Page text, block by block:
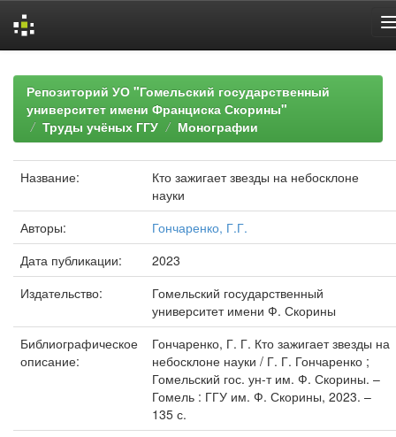
navigationРепозиторий УО "Гомельский государственный
университет имени Франциска Скорины"
Труды учёных ГГУ
Монографии
Название:
Кто зажигает звезды на небосклоне
науки
Авторы:
Гончаренко, Г.Г.
Дата публикации:
2023
Издательство:
Гомельский государственный
университет имени Ф. Скорины
Библиографическое
описание:
Гончаренко, Г. Г. Кто зажигает звезды на
небосклоне науки / Г. Г. Гончаренко ;
Гомельский гос. ун-т им. Ф. Скорины. –
Гомель : ГГУ им. Ф. Скорины, 2023. –
135 с.